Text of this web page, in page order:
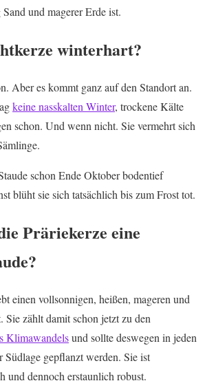
und magerer Erde ist.
winterhart?
Aber es kommt ganz auf den Standort an.
keine nasskalten Winter, trockene Kälte
schon. Und wenn nicht. Sie vermehrt sich
schon Ende Oktober bodentief
blüht sie sich tatsächlich bis zum Frost tot.
Präriekerze eine
einen vollsonnigen, heißen, mageren und
Sie zählt damit schon jetzt zu den
Klimawandelsund sollte deswegen in jeden
Südlage gepflanzt werden. Sie ist
und dennoch erstaunlich robust.